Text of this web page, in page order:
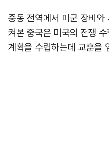
중동 전역에서 미군 장비
켜본 중국은 미국의 전쟁
계획을 수립하는데 교훈을